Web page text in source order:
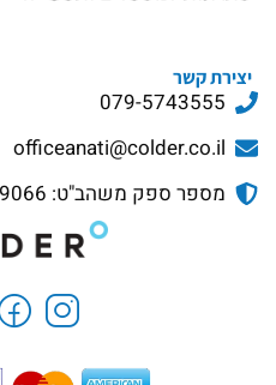
יצירת קשר
079-5743555
officeanati@colder.co.il
מספר ספק משהב"ט: 11029066